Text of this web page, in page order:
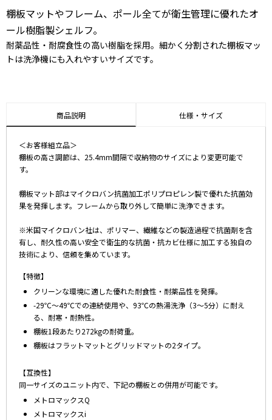
棚板マットやフレーム、ポール全てが衛生管理に優れたオ
ール樹脂製シェルフ。
耐薬品性・耐腐食性の高い樹脂を採用。細かく分割された棚板マッ
トは洗浄機にも入れやすいサイズです。
商品説明 仕様・サイズ
＜お客様組立品＞
棚板の高さ調節は、25.4mm間隔で収納物のサイズにより変更可能で
す。
棚板マット部はマイクロバン抗菌加工ポリプロピレン製で優れた抗菌効
果を発揮します。フレームから取り外して簡単に洗浄できます。
※米国マイクロバン社は、ポリマー、繊維などの製造過程で抗菌剤を含
有し、耐久性の高い安全で衛生的な抗菌・抗カビ仕様に加工する独自の
技術により、信頼を集めています。
【特徴】
クリーンな環境に適した優れた耐食性・耐薬品性を発揮。
-29℃～49℃での連続使用や、93℃の熱湯洗浄（3～5分）に耐え
る、耐寒・耐熱性。
棚板1段あたり272kgの耐荷重。
棚板はフラットマットとグリッドマットの2タイプ。
【互換性】
同一サイズのユニット内で、下記の棚板との併用が可能です。
メトロマックスQ
メトロマックスi